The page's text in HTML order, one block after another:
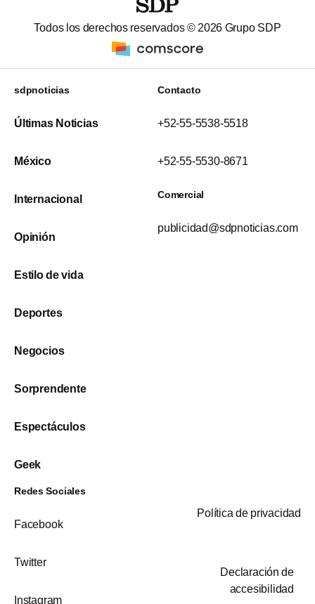
Todos los derechos reservados © 2026 Grupo SDP
sdpnoticias
Últimas Noticias
México
Internacional
Opinión
Estilo de vida
Deportes
Negocios
Sorprendente
Espectáculos
Geek
Contacto
+52-55-5538-5518
+52-55-5530-8671
Comercial
publicidad@sdpnoticias.com
Redes Sociales
Facebook
Twitter
Instagram
Política de privacidad
Declaración de
accesibilidad